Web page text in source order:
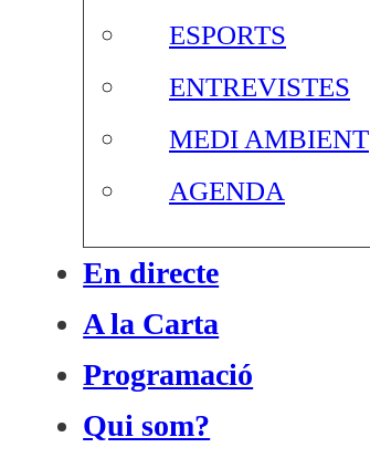
ESPORTS
ENTREVISTES
MEDI AMBIENT
AGENDA
En directe
A la Carta
Programació
Qui som?